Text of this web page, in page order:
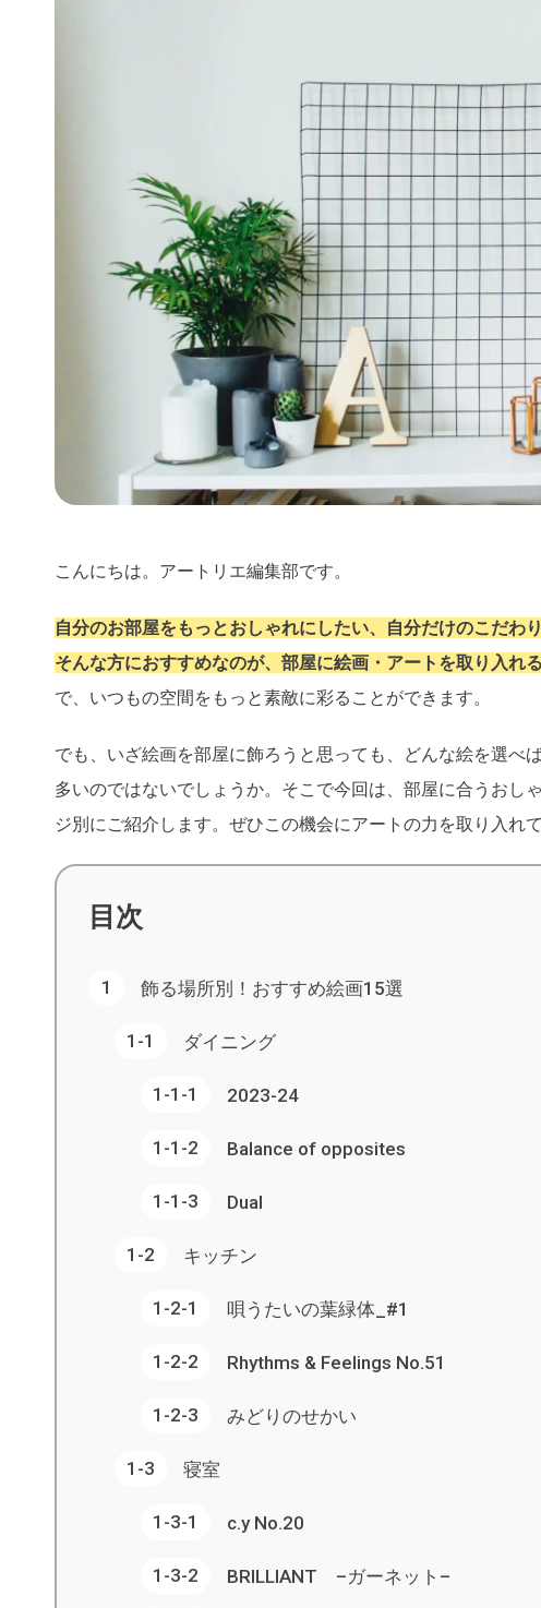
こんにちは。アートリエ編集部です。
自分のお部屋をもっとおしゃれにしたい、自分だけのこだわ
そんな方におすすめなのが、部屋に絵画・アートを取り入れる
で、いつもの空間をもっと素敵に彩ることができます。
でも、いざ絵画を部屋に飾ろうと思っても、どんな絵を選べ
多いのではないでしょうか。そこで今回は、部屋に合うおし
ジ別にご紹介します。ぜひこの機会にアートの力を取り入れ
目次
飾る場所別！おすすめ絵画15選
ダイニング
2023-24
Balance of opposites
Dual
キッチン
唄うたいの葉緑体_#1
Rhythms & Feelings No.51
みどりのせかい
寝室
c.y No.20
BRILLIANT –ガーネット–